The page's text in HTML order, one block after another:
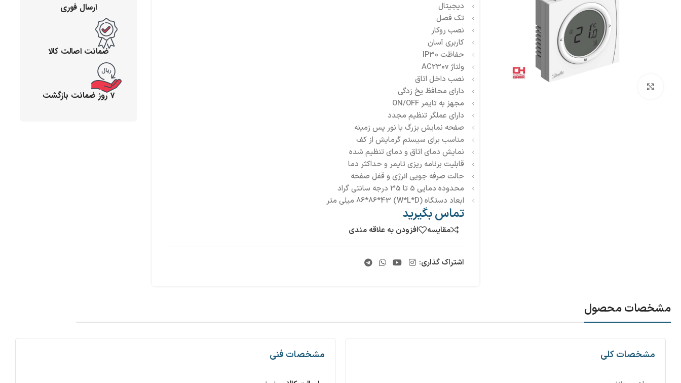
دیجیتال
تک فصل
نصب روکار
کاربری آسان
حفاظت IP30
ولتاژ AC230v
نصب داخل اتاق
دارای محافظ یخ زدگی
مجهز به تایمر ON/OFF
دارای عملگر تنظیم مجدد
صفحه نمایش بزرگ با نور پس زمینه
مناسب برای سیستم گرمایش از کف
نمایش دمای اتاق و دمای تنظیم شده
قابلیت برنامه ریزی تایمر و حداکثر دما
حالت صرفه جویی انرژی و قفل صفحه
محدوده دمایی 5 تا 35 درجه سانتی گراد
ابعاد دستگاه (W*L*D) 86*86*43 میلی متر
تماس بگیرید
مقایسه افزودن به علاقه مندی
اشتراک گذاری:
ارسال فوری
ضمانت اصالت کالا
7 روز ضمانت بازگشت
مشخصات محصول
مشخصات کلی مشخصات فنی